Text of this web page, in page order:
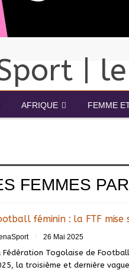
AFRIQUE FEMME
FEMMES
féminin : la FTF
26 Mai 2025
Fédération Togolaise de
la troisième et dernière